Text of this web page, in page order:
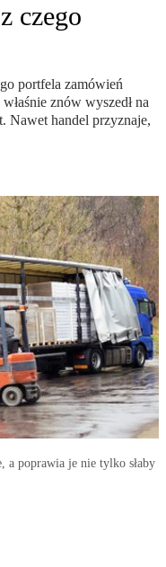
czego
portfela zamówień
znów wyszedł na
Nawet handel przyznaje,
a poprawia je nie tylko słaby